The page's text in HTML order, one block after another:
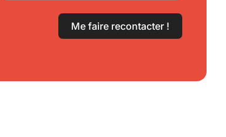
Me faire recontacter !